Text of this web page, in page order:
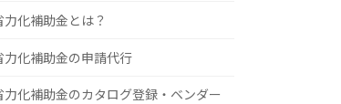
化補助金とは？
化補助金の申請代行
化補助金のカタログ登録・ベンダー